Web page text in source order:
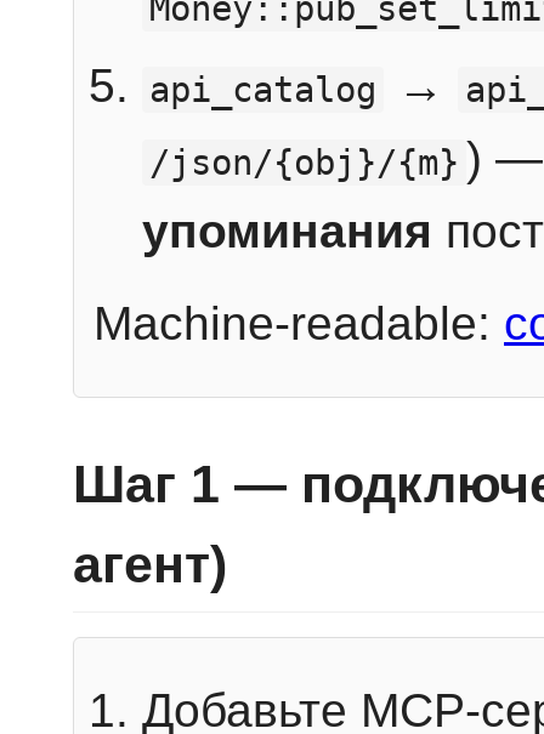
api_catalog
→
/json/{obj}/{m} ) —
упоминания
Machine-readable:
Шаг 1 —
агент)
Добавьте MCP-